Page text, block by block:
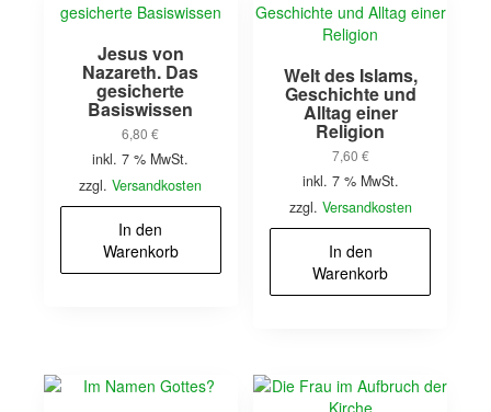
Jesus von
Nazareth. Das
gesicherte
Basiswissen
6,80€
inkl. 7 % MwSt.
zzgl.Versandkosten
In den
Warenkorb
Welt des Islams,
Geschichte und
Alltag einer
Religion
7,60 €
inkl. 7 % MwSt.
zzgl. Versandkosten
In den
Warenkorb